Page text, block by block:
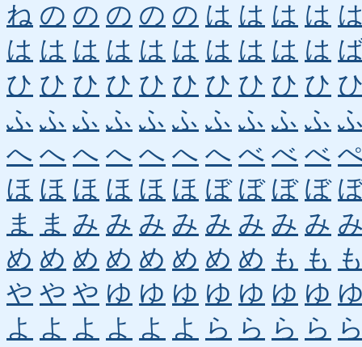
ね の の の の の は は は は
は は は は は は は は は は
ひ ひ ひ ひ ひ ひ ひ ひ ひ ひ
ふ ふ ふ ふ ふ ふ ふ ふ ふ ふ
へ へ へ へ へ へ へ べ べ べ
ほ ほ ほ ほ ほ ほ ぼ ぼ ぼ ぼ
ま
ま み み み み み み み み
め め め め め め め め も も
や や や ゆ ゆ ゆ ゆ ゆ ゆ ゆ
よ よ よ よ よ よ ら ら ら ら